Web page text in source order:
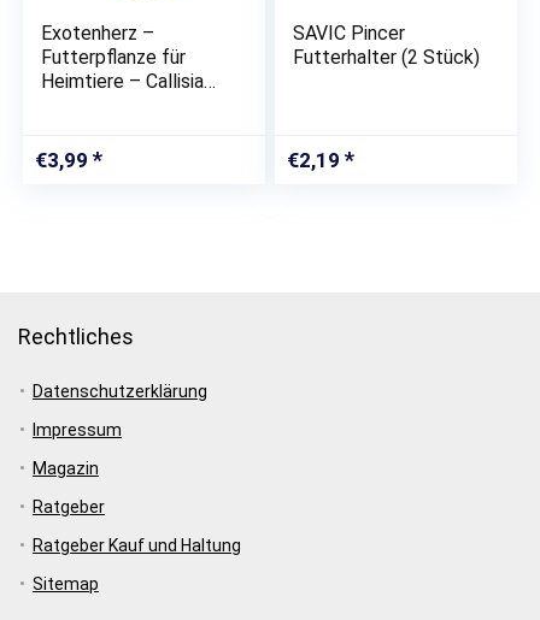
Exotenherz –
Futterpflanze für
Heimtiere – Callisia
Ziervögel, Reptilien,
Hamster und
€3,99
SAVIC Pincer
Futterhalter (2 Stück)
€2,19
Rechtliches
Datenschutzerklärung
Impressum
Magazin
Ratgeber
Ratgeber Kauf und Haltung
Sitemap